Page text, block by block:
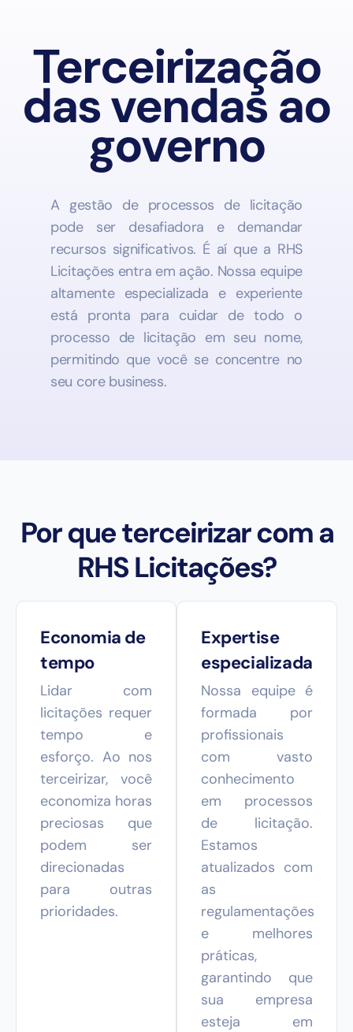
Terceirização
das vendas ao
governo
A gestão de processos de licitação
pode ser desafiadora e demandar
recursos significativos. É aí que a RHS
Licitações entra em ação. Nossa equipe
altamente especializada e experiente
está pronta para cuidar de todo o
processo de licitação em seu nome,
permitindo que você se concentre no
seu core business.
Por que terceirizar com a
RHS Licitações?
Economia de
tempo
Lidar com
licitações requer
tempo e
esforço. Ao nos
terceirizar, você
economiza horas
preciosas que
podem ser
direcionadas
para outras
prioridades.
Expertise
especializada
Nossa equipe é
formada por
profissionais
com vasto
conhecimento
em processos
de licitação.
Estamos
atualizados com
as
regulamentações
e melhores
práticas,
garantindo que
sua empresa
esteja em